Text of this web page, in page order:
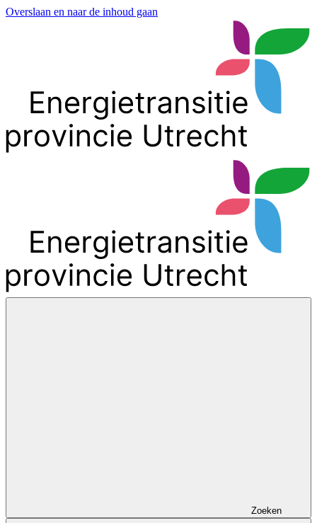
Overslaan en naar de inhoud gaan
Zoeken